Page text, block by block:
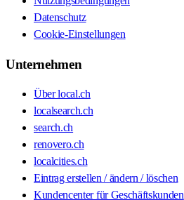
Datenschutz
Cookie-Einstellungen
Unternehmen
Über local.ch
localsearch.ch
search.ch
renovero.ch
localcities.ch
Eintrag erstellen / ändern / löschen
Kundencenter für Geschäftskunden